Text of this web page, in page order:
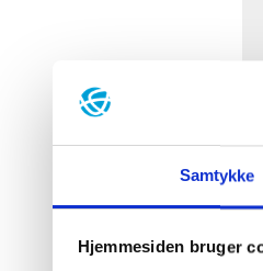
Samtykke
Hjemmesiden bruger